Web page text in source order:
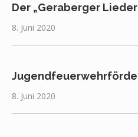
Der „Geraberger
8. Juni 2020
8. Juni 2020